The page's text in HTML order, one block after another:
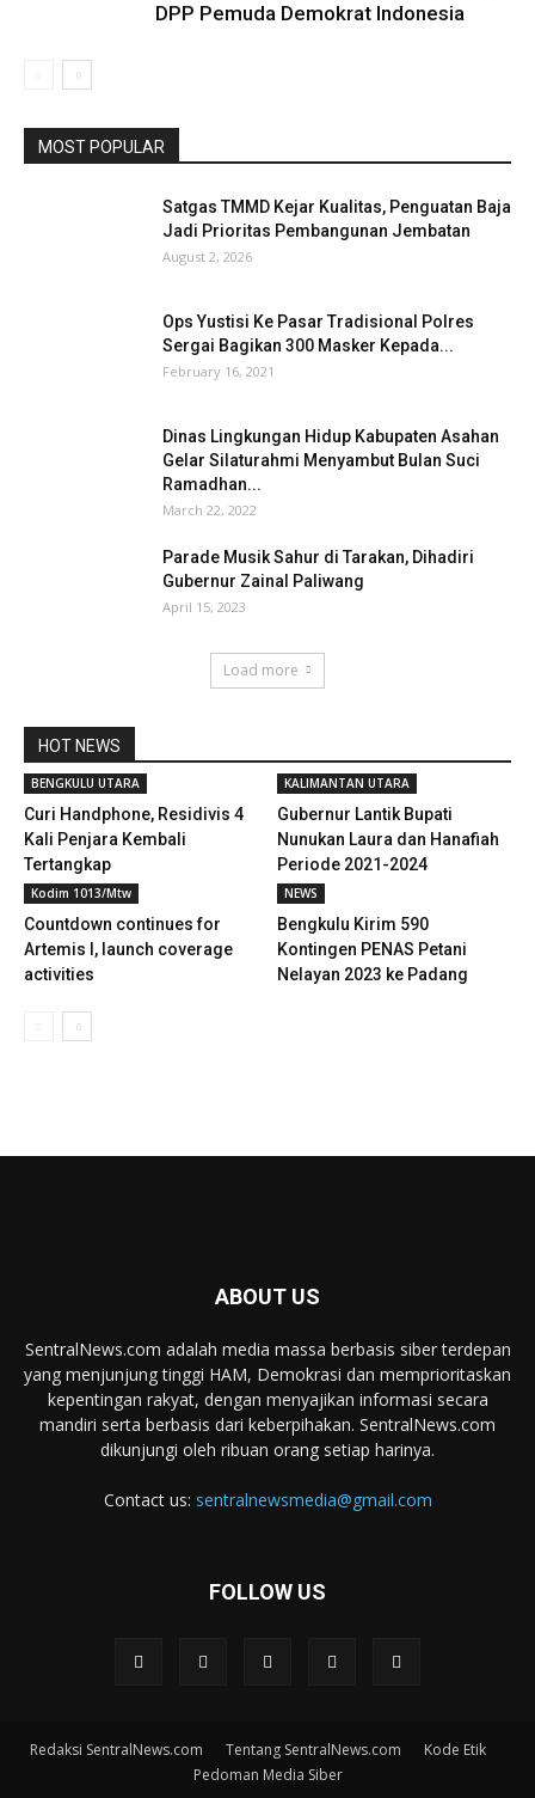
DPP Pemuda Demokrat Indonesia
MOST POPULAR
Satgas TMMD Kejar Kualitas, Penguatan Baja
Jadi Prioritas Pembangunan Jembatan
August 2, 2026
Ops Yustisi Ke Pasar Tradisional Polres
Sergai Bagikan 300 Masker Kepada...
February 16, 2021
Dinas Lingkungan Hidup Kabupaten Asahan
Gelar Silaturahmi Menyambut Bulan Suci
Ramadhan...
March 22, 2022
Parade Musik Sahur di Tarakan, Dihadiri
Gubernur Zainal Paliwang
April 15, 2023
Load more
HOT NEWS
BENGKULU UTARA
Curi Handphone, Residivis 4
Kali Penjara Kembali
Tertangkap
KALIMANTAN UTARA
Gubernur Lantik Bupati
Nunukan Laura dan Hanafiah
Periode 2021-2024
Kodim 1013/Mtw
Countdown continues for
Artemis I, launch coverage
activities
NEWS
Bengkulu Kirim 590
Kontingen PENAS Petani
Nelayan 2023 ke Padang
ABOUT US
SentralNews.com adalah media massa berbasis siber terdepan
yang menjunjung tinggi HAM, Demokrasi dan memprioritaskan
kepentingan rakyat, dengan menyajikan informasi secara
mandiri serta berbasis dari keberpihakan. SentralNews.com
dikunjungi oleh ribuan orang setiap harinya.
Contact us: sentralnewsmedia@gmail.com
FOLLOW US
Redaksi SentralNews.com Tentang SentralNews.com
Kode Etik
Pedoman Media Siber